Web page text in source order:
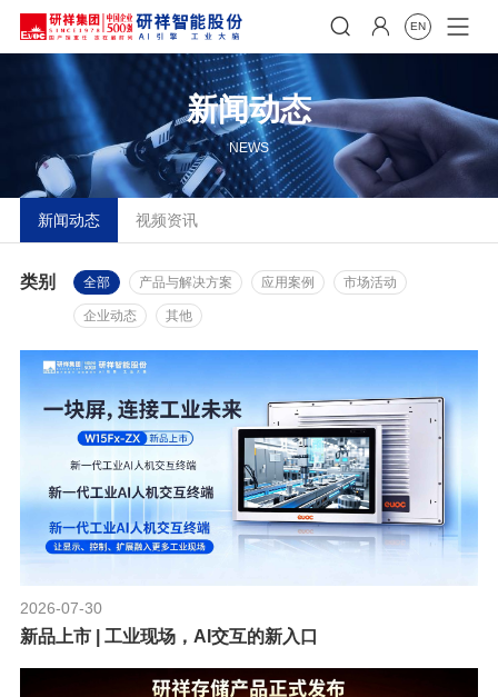
  EN
新闻动态
NEWS
新闻动态 视频资讯
类别 全部 产品与解决方案 应用案例 市场活动
企业动态 其他
2026-07-30
新品上市 | 工业现场，AI交互的新入口